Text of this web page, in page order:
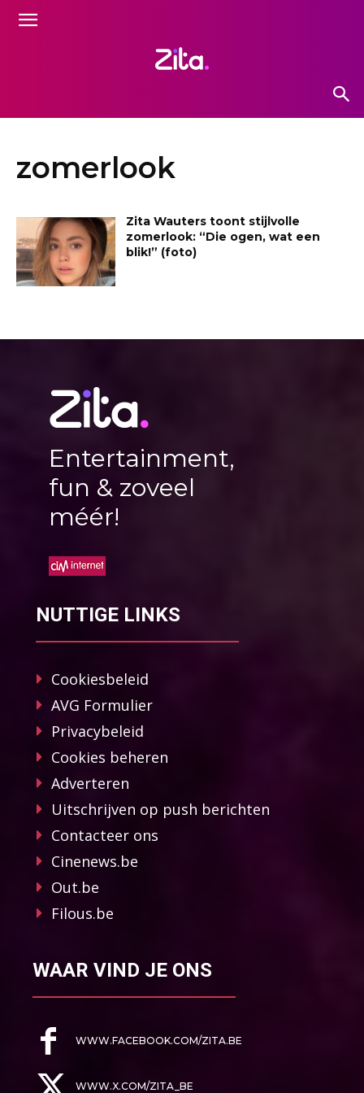
zomerlook
Zita Wauters toont stijlvolle
zomerlook: “Die ogen, wat een
blik!” (foto)
Entertainment,
fun & zoveel
méér!
NUTTIGE LINKS
Cookiesbeleid
AVG Formulier
Privacybeleid
Cookies beheren
Adverteren
Uitschrijven op push berichten
Contacteer ons
Cinenews.be
Out.be
Filous.be
WAAR VIND JE ONS
WWW.FACEBOOK.COM/ZITA.BE
WWW.X.COM/ZITA_BE